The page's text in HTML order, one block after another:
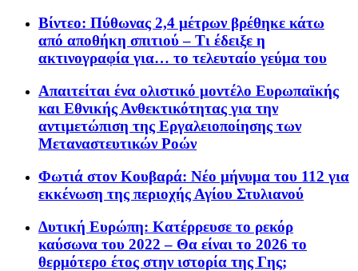
Βίντεο: Πύθωνας 2,4 μέτρων βρέθηκε κάτω
από αποθήκη σπιτιού – Τι έδειξε η
ακτινογραφία για… το τελευταίο γεύμα του
Απαιτείται ένα ολιστικό μοντέλο Ευρωπαϊκής
και Εθνικής Ανθεκτικότητας για την
αντιμετώπιση της Εργαλειοποίησης των
Μεταναστευτικών Ροών
Φωτιά στον Κουβαρά: Νέο μήνυμα του 112 για
εκκένωση της περιοχής Αγίου Στυλιανού
Δυτική Ευρώπη: Κατέρρευσε το ρεκόρ
καύσωνα του 2022 – Θα είναι το 2026 το
θερμότερο έτος στην ιστορία της Γης;